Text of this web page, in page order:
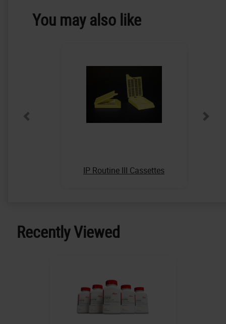
You may also like
IP Routine III Cassettes
Recently Viewed